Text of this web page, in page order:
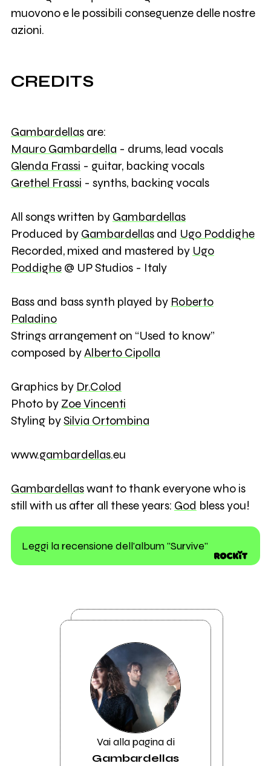
muovono e le possibili conseguenze delle nostre
azioni.
CREDITS
Gambardellasare:
Mauro Gambardella - drums, lead vocals
Glenda Frassi - guitar, backing vocals
Grethel Frassi - synths, backing vocals
All songs written by Gambardellas
Produced by Gambardellasand Ugo Poddighe
Recorded, mixed and mastered by Ugo
Poddighe@ UP Studios - Italy
Bass and bass synth played by Roberto
Paladino
Strings arrangement on “Used to know”
composed byAlberto Cipolla
Graphics by Dr.Colod
Photo by Zoe Vincenti
Styling bySilvia Ortombina
www.gambardellas.eu
Gambardellaswant to thank everyone who is
still with us after all these years: God bless you!
Leggi la recensione dell'album "Survive"
Vai alla pagina di
Gambardellas